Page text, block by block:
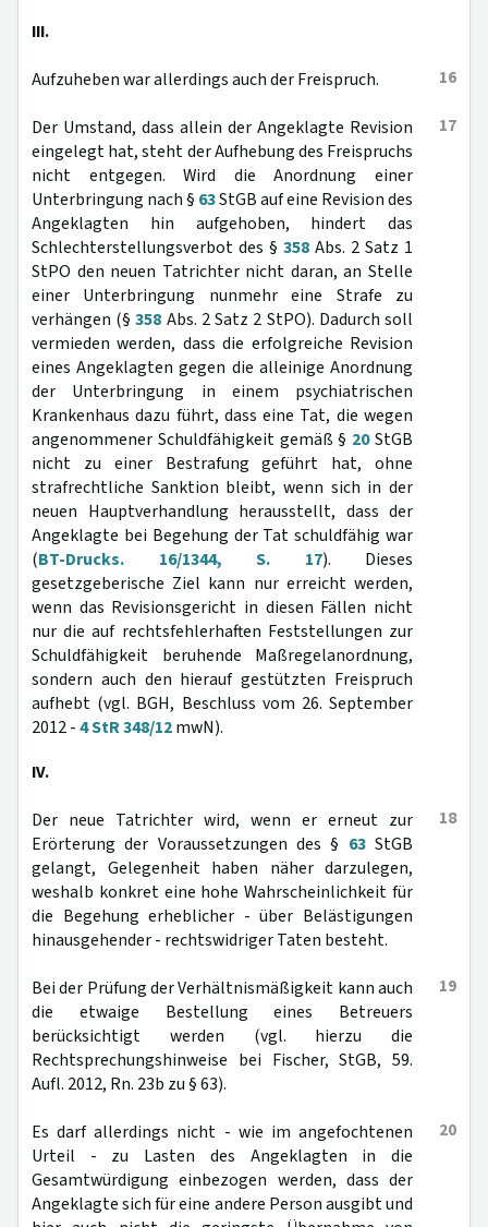
III.
16
Aufzuheben war allerdings auch der Freispruch.
17
Der Umstand, dass allein der Angeklagte Revision
eingelegt hat, steht der Aufhebung des Freispruchs
nicht entgegen. Wird die Anordnung einer
Unterbringung nach § 63StGB auf eine Revision des
Angeklagten hin aufgehoben, hindert das
Schlechterstellungsverbot des § 358 Abs. 2 Satz 1
StPO den neuen Tatrichter nicht daran, an Stelle
einer Unterbringung nunmehr eine Strafe zu
verhängen (§358 Abs. 2 Satz 2 StPO). Dadurch soll
vermieden werden, dass die erfolgreiche Revision
eines Angeklagten gegen die alleinige Anordnung
der Unterbringung in einem psychiatrischen
Krankenhaus dazu führt, dass eine Tat, die wegen
angenommener Schuldfähigkeit gemäß § 20StGB
nicht zu einer Bestrafung geführt hat, ohne
strafrechtliche Sanktion bleibt, wenn sich in der
neuen Hauptverhandlung herausstellt, dass der
Angeklagte bei Begehung der Tat schuldfähig war
(BT-Drucks. 16/1344, S. 17). Dieses
gesetzgeberische Ziel kann nur erreicht werden,
wenn das Revisionsgericht in diesen Fällen nicht
nur die auf rechtsfehlerhaften Feststellungen zur
Schuldfähigkeit beruhende Maßregelanordnung,
sondern auch den hierauf gestützten Freispruch
aufhebt (vgl. BGH, Beschluss vom 26. September
2012 -4 StR 348/12mwN).
IV.
18
Der neue Tatrichter wird, wenn er erneut zur
Erörterung der Voraussetzungen des § 63StGB
gelangt, Gelegenheit haben näher darzulegen,
weshalb konkret eine hohe Wahrscheinlichkeit für
die Begehung erheblicher - über Belästigungen
hinausgehender - rechtswidriger Taten besteht.
19
Bei der Prüfung der Verhältnismäßigkeit kann auch
die etwaige Bestellung eines Betreuers
berücksichtigt werden (vgl. hierzu die
Rechtsprechungshinweise bei Fischer, StGB, 59.
Aufl. 2012, Rn. 23b zu § 63).
20
Es darf allerdings nicht - wie im angefochtenen
Urteil - zu Lasten des Angeklagten in die
Gesamtwürdigung einbezogen werden, dass der
Angeklagte sich für eine andere Person ausgibt und